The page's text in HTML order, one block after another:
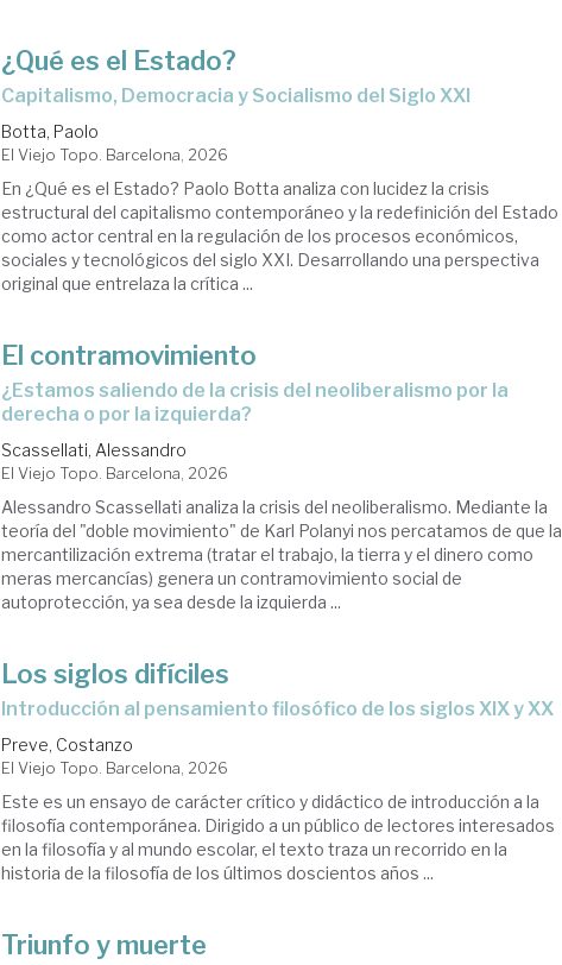
¿Qué es el Estado?
Capitalismo, Democracia y Socialismo del Siglo XXI
Botta, Paolo
El Viejo Topo. Barcelona, 2026
En ¿Qué es el Estado? Paolo Botta analiza con lucidez la crisis
estructural del capitalismo contemporáneo y la redefinición del Estado
como actor central en la regulación de los procesos económicos,
sociales y tecnológicos del siglo XXI. Desarrollando una perspectiva
original que entrelaza la crítica ...
El contramovimiento
¿Estamos saliendo de la crisis del neoliberalismo por la
derecha o por la izquierda?
Scassellati, Alessandro
El Viejo Topo. Barcelona, 2026
Alessandro Scassellati analiza la crisis del neoliberalismo. Mediante la
teoría del "doble movimiento" de Karl Polanyi nos percatamos de que la
mercantilización extrema (tratar el trabajo, la tierra y el dinero como
meras mercancías) genera un contramovimiento social de
autoprotección, ya sea desde la izquierda ...
Los siglos difíciles
Introducción al pensamiento filosófico de los siglos XIX y XX
Preve, Costanzo
El Viejo Topo. Barcelona, 2026
Este es un ensayo de carácter crítico y didáctico de introducción a la
filosofía contemporánea. Dirigido a un público de lectores interesados
en la filosofía y al mundo escolar, el texto traza un recorrido en la
historia de la filosofía de los últimos doscientos años ...
Triunfo y muerte